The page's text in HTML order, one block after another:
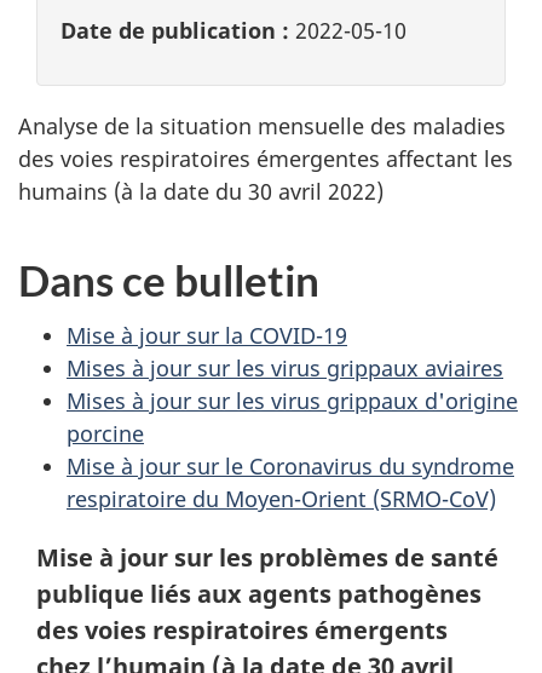
Date de publication : 2022-05-10
Analyse de la situation mensuelle des maladies
des voies respiratoires émergentes affectant les
humains (à la date du 30 avril 2022)
Dans ce bulletin
Mise à jour sur la COVID-19
Mises à jour sur les virus grippaux aviaires
Mises à jour sur les virus grippaux d'origine
porcine
Mise à jour sur le Coronavirus du syndrome
respiratoire du Moyen-Orient (SRMO-CoV)
Mise à jour sur les problèmes de santé
publique liés aux agents pathogènes
des voies respiratoires émergents
chez l’humain (à la date de 30 avril